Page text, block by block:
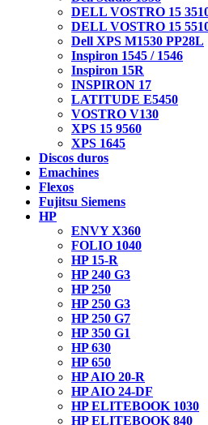
DELL VOSTRO 15
DELL VOSTRO 15
Dell XPS M1530 PP28L
Inspiron 1545 / 1546
Inspiron 15R
INSPIRON 17
LATITUDE E5450
VOSTRO V130
XPS 15 9560
XPS 1645
Discos duros
Emachines
Flexos
Fujitsu Siemens
HP
ENVY X360
FOLIO 1040
HP 15-R
HP 240 G3
HP 250
HP 250 G3
HP 250 G7
HP 350 G1
HP 630
HP 650
HP AIO 20-R
HP AIO 24-DF
HP ELITEBOOK 1030
HP ELITEBOOK 840